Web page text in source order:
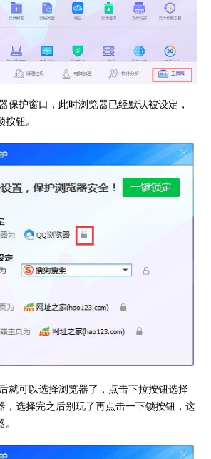
护窗口，此时浏览器已经默认被设定，
钮。
可以选择浏览器了，点击下拉按钮选择
，选择完之后别玩了再点击一下锁按钮，这